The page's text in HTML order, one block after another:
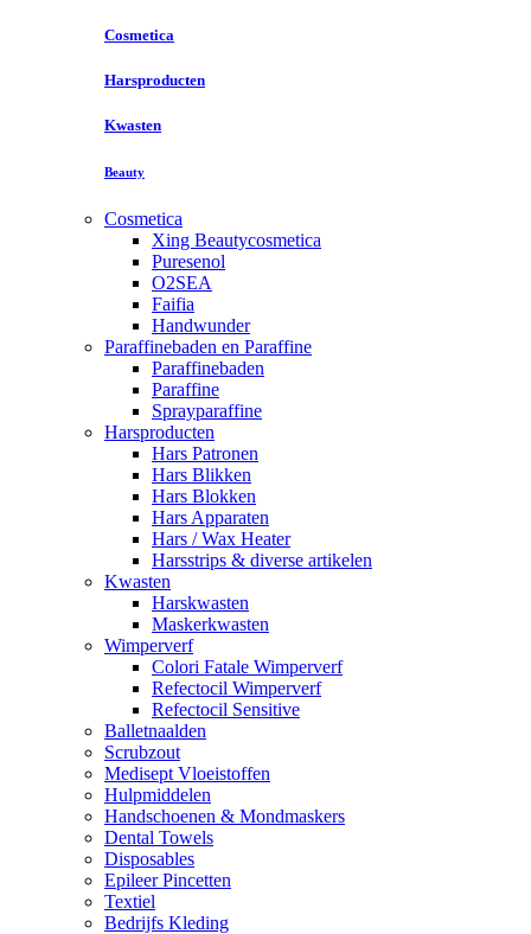
Cosmetica
Harsproducten
Kwasten
Beauty
Cosmetica
Xing Beautycosmetica
Puresenol
O2SEA
Faifia
Handwunder
Paraffinebaden en Paraffine
Paraffinebaden
Paraffine
Sprayparaffine
Harsproducten
Hars Patronen
Hars Blikken
Hars Blokken
Hars Apparaten
Hars / Wax Heater
Harsstrips & diverse artikelen
Kwasten
Harskwasten
Maskerkwasten
Wimperverf
Colori Fatale Wimperverf
Refectocil Wimperverf
Refectocil Sensitive
Balletnaalden
Scrubzout
Medisept Vloeistoffen
Hulpmiddelen
Handschoenen & Mondmaskers
Dental Towels
Disposables
Epileer Pincetten
Textiel
Bedrijfs Kleding